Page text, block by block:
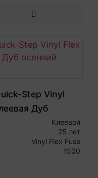
Step Vinyl
Дуб
Клеевой
25 лет
Vinyl Flex Fuse
1500